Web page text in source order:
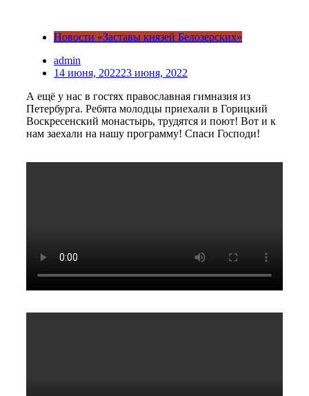
Новости «Заставы князей Белозерских»
admin
14 июня, 202223 июня, 2022
А ещё у нас в гостях православная гимназия из
Петербурга. Ребята молодцы приехали в Горицкий
Воскресенский монастырь, трудятся и поют! Вот и к
нам заехали на нашу программу! Спаси Господи!